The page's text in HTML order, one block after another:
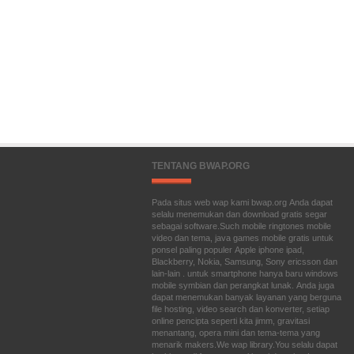
TENTANG BWAP.ORG
Pada situs web wap kami bwap.org Anda dapat
selalu menemukan dan download gratis segar
sebagai software.Such mobile ringtones mobile
video dan tema, java games mobile gratis untuk
ponsel paling populer Apple iphone ipad,
Blackberry, Nokia, Samsung, Sony ericsson dan
lain-lain . untuk smartphone hanya baru windows
mobile symbian dan perangkat lunak. Anda juga
dapat menemukan banyak layanan yang berguna
file hosting, video search dan konverter, setiap
online pencipta seperti kita jimm, gravitasi
menantang, opera mini dan tema-tema yang
menarik makers.We wap library.You selalu dapat